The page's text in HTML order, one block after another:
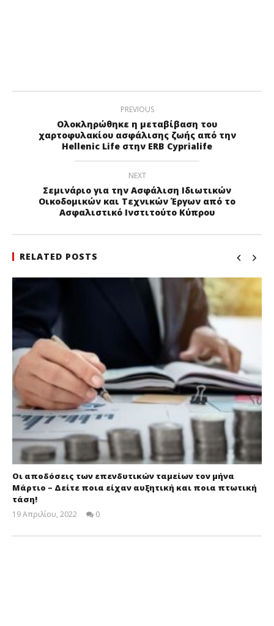
PREVIOUS
Ολοκληρώθηκε η μεταβίβαση του
χαρτοφυλακίου ασφάλισης ζωής από την
Hellenic Life στην ERB Cyprialife
NEXT
Σεμινάριο για την Ασφάλιση Ιδιωτικών
Οικοδομικών και Τεχνικών Έργων από το
Ασφαλιστικό Ινστιτούτο Κύπρου
RELATED POSTS
Οι αποδόσεις των επενδυτικών ταμείων τον μήνα
Μάρτιο – Δείτε ποια είχαν αυξητική και ποια πτωτική
τάση!
19 Απριλίου, 2022
Insurance
0